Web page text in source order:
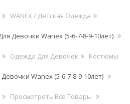
WANEX / Детская Одежда
Девочки Wanex (5-6-7-8-9-10лет)
Одежда Для Девочек Костюмы
Wanex (5-6-7-8-9-10лет)
Просмотреть Все Товары